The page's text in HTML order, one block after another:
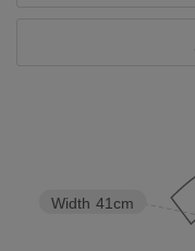
Width 41cm